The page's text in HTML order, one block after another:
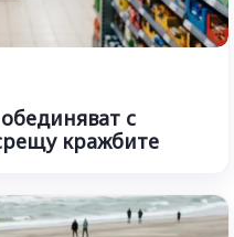
с
кражбите